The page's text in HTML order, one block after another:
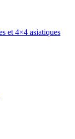
et 4×4 asiatiques